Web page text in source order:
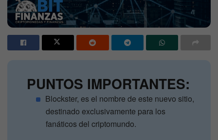
PUNTOS IMPORTANTES:
Blockster, es el nombre de este nuevo sitio,
destinado exclusivamente para los
fanáticos del criptomundo.